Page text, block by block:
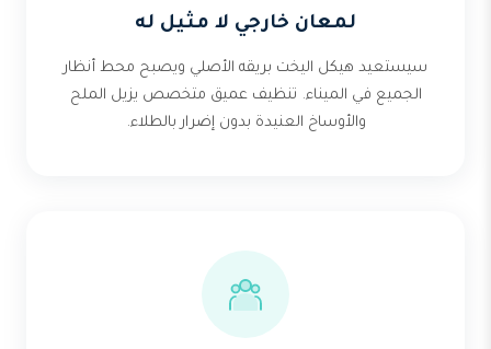
لمعان خارجي لا مثيل له
سيستعيد هيكل اليخت بريقه الأصلي ويصبح محط أنظار
الجميع في الميناء. تنظيف عميق متخصص يزيل الملح
والأوساخ العنيدة بدون إضرار بالطلاء.